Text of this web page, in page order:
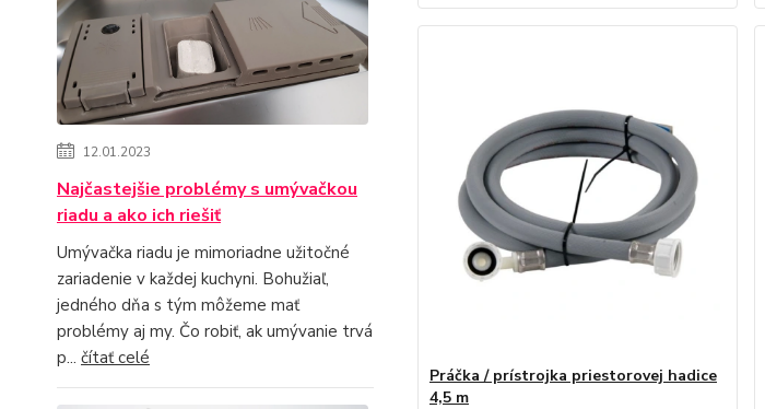
12.01.2023
Najčastejšie problémy s umývačkou
riadu a ako ich riešiť
Umývačka riadu je mimoriadne užitočné
zariadenie v každej kuchyni. Bohužiaľ,
jedného dňa s tým môžeme mať
problémy aj my. Čo robiť, ak umývanie trvá
p... čítať celé
Práčka / prístrojka priestorovej hadice
4,5 m